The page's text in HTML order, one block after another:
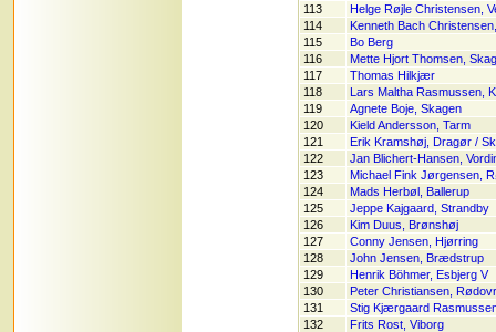
113
Helge Røjle Christensen,
114
Kenneth Bach
115
Bo Berg
116
Mette Hjort Thomsen,
117
Thomas Hilkjær
118
Lars Maltha Rasmussen,
119
Agnete Boje, Skagen
120
Kield Andersson, Tarm
121
Erik Kramshøj, Dragør /
122
Jan Blichert-Hansen,
123
Michael Fink Jørgensen,
124
Mads Herbøl, Ballerup
125
Jeppe Kajgaard, Strandby
126
Kim Duus, Brønshøj
127
Conny Jensen, Hjørring
128
John Jensen, Brædstrup
129
Henrik Böhmer, Esbjerg V
130
Peter Christiansen,
131
Stig Kjærgaard
132
Frits Rost, Viborg